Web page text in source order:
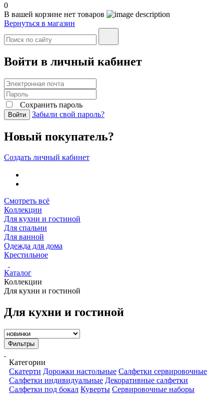
0
В вашей корзине нет товаров
Вернуться в магазин
Войти в личный кабинет
Сохранить пароль
Войти Забыли свой пароль?
Новый покупатель?
Создать личный кабинет
Смотреть всё
Коллекции
Для кухни и гостиной
Для спальни
Для ванной
Одежда для дома
Крестильное
Каталог
Коллекции
Для кухни и гостиной
Для кухни и гостиной
Фильтры
Категории
Скатерти Дорожки настольные Салфетки сервировочные
Салфетки индивидуальные Декоративные салфетки
Салфетки под бокал Куверты Сервировочные наборы